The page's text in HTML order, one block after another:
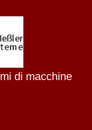
di macchine